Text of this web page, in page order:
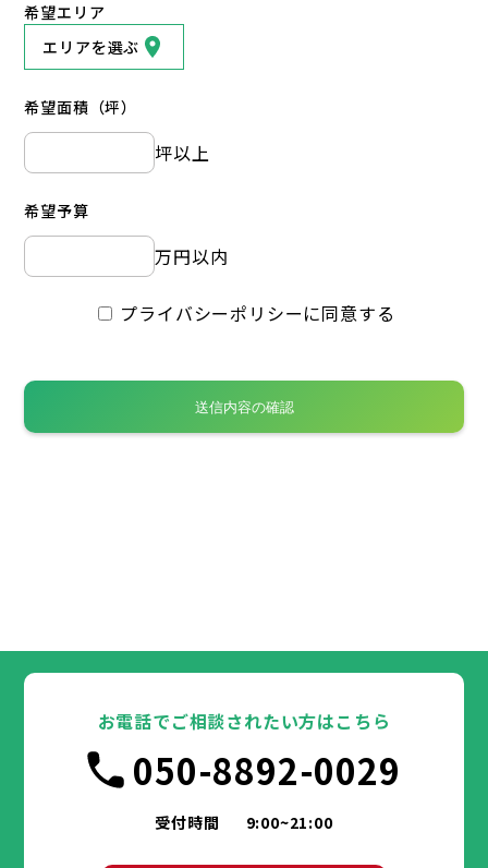
希望エリア
エリアを選ぶ
希望面積（坪）
坪以上
希望予算
万円以内
プライバシーポリシーに同意する
お電話でご相談されたい方はこちら
050-8892-0029
受付時間 9:00~21:00